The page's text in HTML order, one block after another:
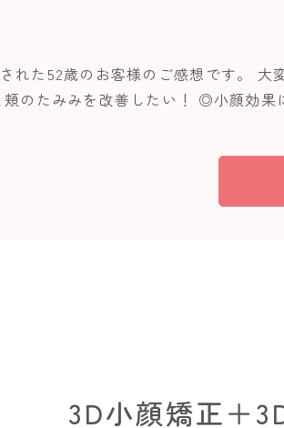
れた52歳のお客様のご感想です。
のたみみを改善したい！ ◎小顔効
3D小顔矯正＋